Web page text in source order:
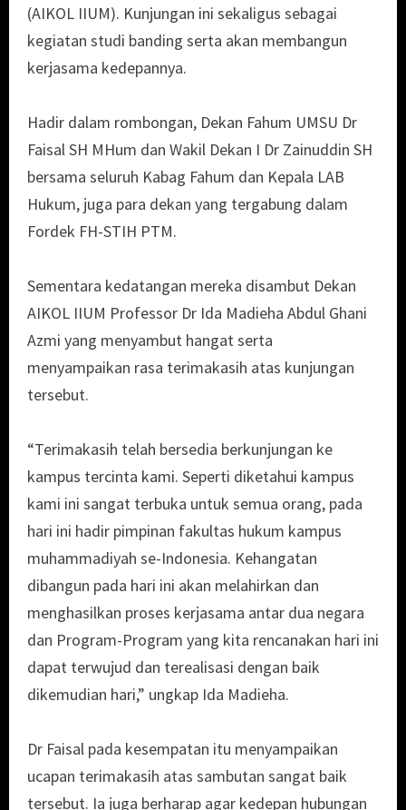
(AIKOL IIUM). Kunjungan ini sekaligus sebagai
kegiatan studi banding serta akan membangun
kerjasama kedepannya.
Hadir dalam rombongan, Dekan Fahum UMSU Dr
Faisal SH MHum dan Wakil Dekan I Dr Zainuddin SH
bersama seluruh Kabag Fahum dan Kepala LAB
Hukum, juga para dekan yang tergabung dalam
Fordek FH-STIH PTM.
Sementara kedatangan mereka disambut Dekan
AIKOL IIUM Professor Dr Ida Madieha Abdul Ghani
Azmi yang menyambut hangat serta
menyampaikan rasa terimakasih atas kunjungan
tersebut.
“Terimakasih telah bersedia berkunjungan ke
kampus tercinta kami. Seperti diketahui kampus
kami ini sangat terbuka untuk semua orang, pada
hari ini hadir pimpinan fakultas hukum kampus
muhammadiyah se-Indonesia. Kehangatan
dibangun pada hari ini akan melahirkan dan
menghasilkan proses kerjasama antar dua negara
dan Program-Program yang kita rencanakan hari ini
dapat terwujud dan terealisasi dengan baik
dikemudian hari,” ungkap Ida Madieha.
Dr Faisal pada kesempatan itu menyampaikan
ucapan terimakasih atas sambutan sangat baik
tersebut. Ia juga berharap agar kedepan hubungan